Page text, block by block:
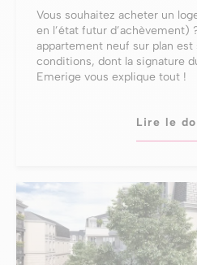
Vous souhaitez acheter un
en l’état futur d’achèvement)
appartement neuf sur plan est
conditions, dont la signature
Emerige vous explique tout !
Lire le